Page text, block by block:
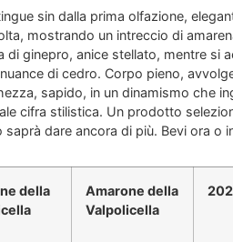
sin dalla prima olfazione,
mostrando un intreccio di
di ginepro, anice stellato, mentre si
di cedro. Corpo pieno,
sapido, in un dinamismo che
cifra stilistica. Un prodotto
dare ancora di più. Bevi ora o
della
Amarone della
Valpolicella